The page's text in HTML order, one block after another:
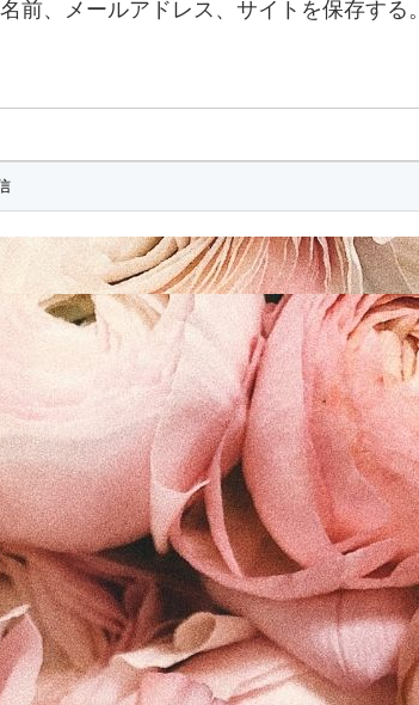
前、メールアドレス、サイトを保存する。